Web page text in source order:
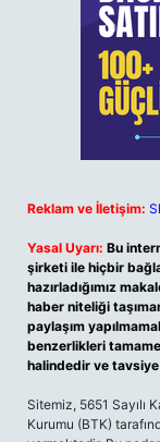
Reklam ve İletişim:
Yasal Uyarı: Bu
şirketi ile hiçbir
hazırladığımız
haber niteliği
paylaşım
benzerlikleri
halindedir ve
Sitemiz, 5651 Sayılı
Kurumu (BTK)